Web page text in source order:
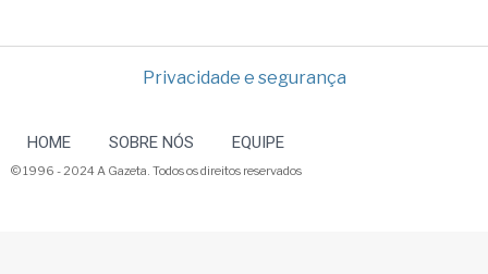
Privacidade e segurança
HOME SOBRE NÓS EQUIPE
© 1996 - 2024 A Gazeta. Todos os direitos reservados